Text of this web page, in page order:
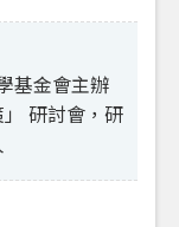
基金會主辦
研討會，研